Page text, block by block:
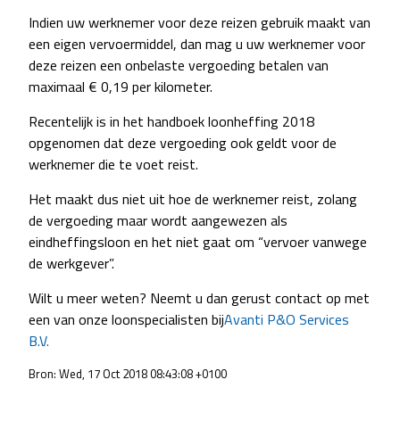
Indien uw werknemer voor deze reizen gebruik maakt van
een eigen vervoermiddel, dan mag u uw werknemer voor
deze reizen een onbelaste vergoeding betalen van
maximaal € 0,19 per kilometer.
Recentelijk is in het handboek loonheffing 2018
opgenomen dat deze vergoeding ook geldt voor de
werknemer die te voet reist.
Het maakt dus niet uit hoe de werknemer reist, zolang
de vergoeding maar wordt aangewezen als
eindheffingsloon en het niet gaat om “vervoer vanwege
de werkgever”.
Wilt u meer weten? Neemt u dan gerust contact op met
een van onze loonspecialisten bijAvanti P&O Services
B.V.
Bron: Wed, 17 Oct 2018 08:43:08 +0100